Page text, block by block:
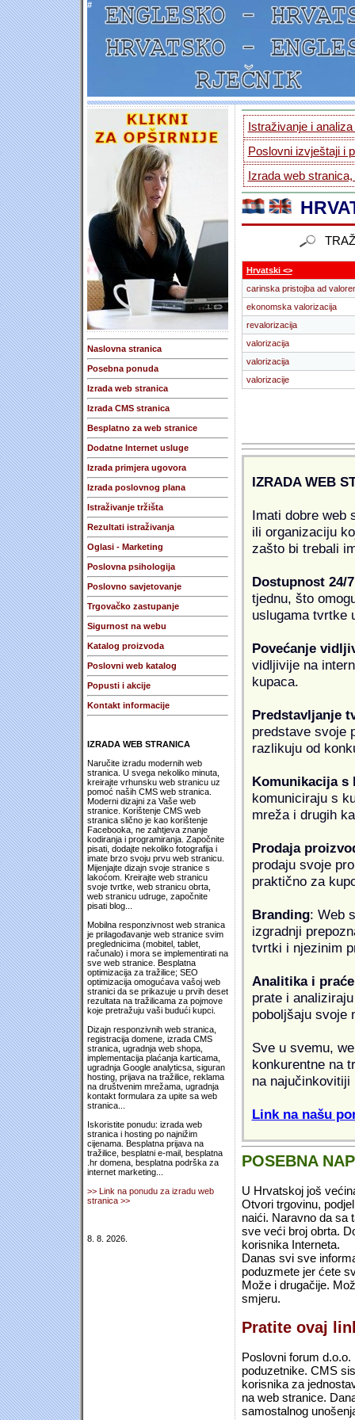
#
Naslovna stranica
Posebna ponuda
Izrada web stranica
Izrada CMS stranica
Besplatno za web stranice
Dodatne Internet usluge
Izrada primjera ugovora
Izrada poslovnog plana
Istraživanje tržišta
Rezultati istraživanja
Oglasi - Marketing
Poslovna psihologija
Poslovno savjetovanje
Trgovačko zastupanje
Sigurnost na webu
Katalog proizvoda
Poslovni web katalog
Popusti i akcije
Kontakt informacije
IZRADA WEB STRANICA
Naručite izradu modernih web
stranica. U svega nekoliko minuta,
kreirajte vrhunsku web stranicu uz
pomoć naših CMS web stranica.
Moderni dizajni za Vaše web
stranice. Korištenje CMS web
stranica slično je kao korištenje
Facebooka, ne zahtjeva znanje
kodiranja i programiranja. Započnite
pisati, dodajte nekoliko fotografija i
imate brzo svoju prvu web stranicu.
Mijenjajte dizajn svoje stranice s
lakoćom. Kreirajte web stranicu
svoje tvrtke, web stranicu obrta,
web stranicu udruge, započnite
pisati blog...
Mobilna responzivnost web stranica
je prilagođavanje web stranice svim
preglednicima (mobitel, tablet,
računalo) i mora se implementirati na
sve web stranice. Besplatna
optimizacija za tražilice; SEO
optimizacija omogućava vašoj web
stranici da se prikazuje u prvih deset
rezultata na tražilicama za pojmove
koje pretražuju vaši budući kupci.
Dizajn responzivnih web stranica,
registracija domene, izrada CMS
stranica, ugradnja web shopa,
implementacija plaćanja karticama,
ugradnja Google analyticsa, siguran
hosting, prijava na tražilice, reklama
na društvenim mrežama, ugradnja
kontakt formulara za upite sa web
stranica...
Iskoristite ponudu: izrada web
stranica i hosting po najnižim
cijenama. Besplatna prijava na
tražilice, besplatni e-mail, besplatna
.hr domena, besplatna podrška za
internet marketing...
>> Link na ponudu za izradu web
stranica >>
8. 8. 2026.
Istraživanje i
Poslovni izvještaji i
Izrada web
Hrvatski <>
carinska pristojba ad
ekonomska valorizacija
revalorizacija
valorizacija
valorizacija
valorizacije
IZRADA WEB
Imati dobre web
ili organizaciju
zašto bi trebali
Dostupnost 24/7
tjednu, što
uslugama tvrtke
Povećanje
vidljivije na
kupaca.
Predstavljanje
predstave svoje
razlikuju od
Komunikacija s
komuniciraju s
mreža i drugih
Prodaja
prodaju svoje
praktično za
Branding: Web
izgradnji
tvrtki i njezinim
Analitika i
prate i
poboljšaju svoje
Sve u svemu,
konkurentne na
na najučinkovitiji
Link na našu
POSEBNA
U Hrvatskoj još
Otvori trgovinu,
naići. Naravno da sa
sve veći broj obrta.
korisnika Interneta.
Danas svi sve
poduzmete jer ćete
Može i drugačije.
smjeru.
Pratite ovaj
Poslovni forum
poduzetnike. CMS
korisnika za
na web stranice.
samostalnog